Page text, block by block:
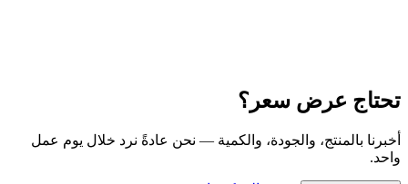
تحتاج عرض سعر؟
أخبرنا بالمنتج، والجودة، والكمية — نحن عادةً نرد خلال يوم عمل
واحد.